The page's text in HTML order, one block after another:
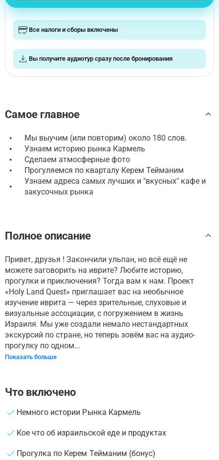
Все налоги и сборы включены
Вы получите аудиотур сразу после бронирования
Самое главное
• Мы выучим (или повторим) около 180 слов.
• Узнаем историю рынка Кармель
• Сделаем атмосферные фото
• Прогуляемся по кварталу Керем Тейманим
•
Узнаем адреса самых лучших и "вкусных" кафе и
закусочных рынка
Полное описание
Привет, друзья ! Закончили ульпан, но всё ещё не
можете заговорить на иврите? Любите историю,
прогулки и приключения? Тогда вам к нам. Проект
«Holy Land Quest» приглашает вас на необычное
изучение иврита — через зрительные, слуховые и
визуальные ассоциации, с погружением в жизнь
Израиля. Мы уже создали немало нестандартных
экскурсий по стране, но теперь зовём вас на аудио-
прогулку по одном...
Показать больше
Что включено
Немного истории Рынка Кармель
Кое что об израильской еде и продуктах
Прогулка по Керем Тейманим (бонус)